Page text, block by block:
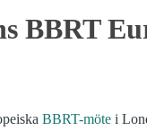
BBRT
BBRT-möte i